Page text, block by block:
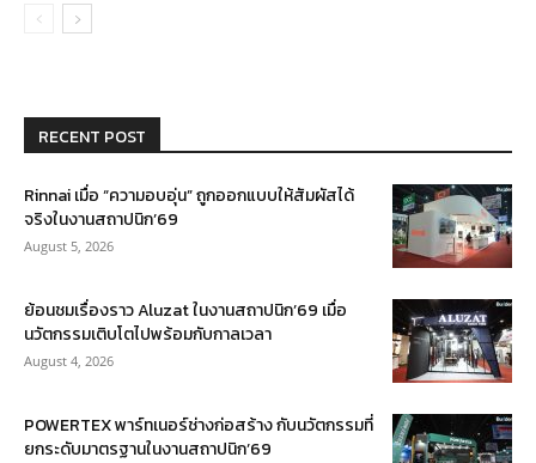
RECENT POST
Rinnai เมื่อ “ความอบอุ่น” ถูกออกแบบให้สัมผัสได้
จริงในงานสถาปนิก’69
August 5, 2026
ย้อนชมเรื่องราว Aluzat ในงานสถาปนิก’69 เมื่อ
นวัตกรรมเติบโตไปพร้อมกับกาลเวลา
August 4, 2026
POWERTEX พาร์ทเนอร์ช่างก่อสร้าง กับนวัตกรรมที่
ยกระดับมาตรฐานในงานสถาปนิก’69